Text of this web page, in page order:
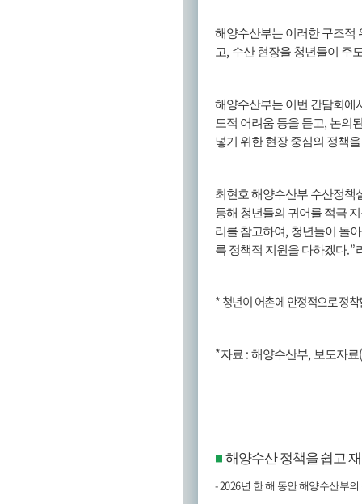
해양수산부는 이러한 구조적
고, 수산 현장을 청년들이 주
해양수산부는 이번 간담회에
도적 어려움 등을 듣고, 논의
넣기 위한 현장 중심의 정책
최현호 해양수산부 수산정책
통해 청년들의 귀어를 적극
리를 참고하여, 청년들이 돌
록 정책적 지원을 다하겠다.”
*청년이 어촌에 안정적으로 정
*자료 : 해양수산부, 보도자료
■ 해양수산 정책을 쉽고
- 2026년 한 해 동안 해양수산부